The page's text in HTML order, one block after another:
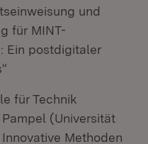
und
für MINT-
Ein postdigitaler
für Technik
(Universität
Innovative Methoden